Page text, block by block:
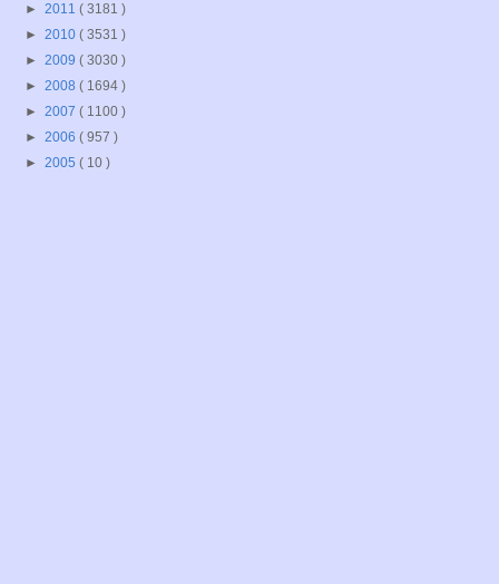
► 2011 ( 3181 )
► 2010 ( 3531 )
► 2009 ( 3030 )
► 2008 ( 1694 )
► 2007 ( 1100 )
► 2006 ( 957 )
► 2005 ( 10 )